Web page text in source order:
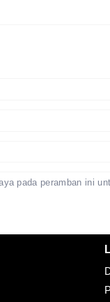
pada peramban ini